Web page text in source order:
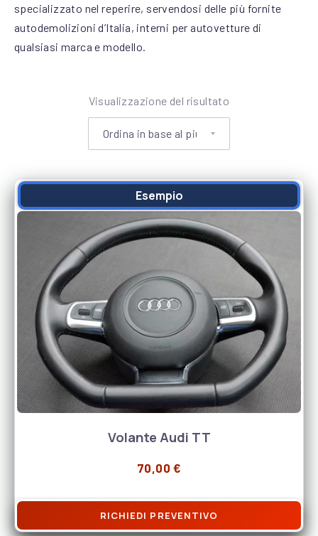
specializzato nel reperire, servendosi delle più fornite
autodemolizioni d’Italia, interni per autovetture di
qualsiasi marca e modello.
Visualizzazione del risultato
Esempio
Volante Audi TT
70,00 €
RICHIEDI PREVENTIVO